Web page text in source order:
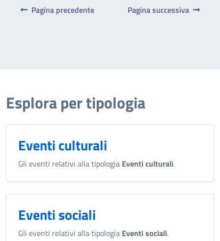
Pagina precedente Pagina successiva
Esplora per tipologia
Eventi culturali
Gli eventi relativi alla tipologia Eventi culturali.
Eventi sociali
Gli eventi relativi alla tipologia Eventi sociali.